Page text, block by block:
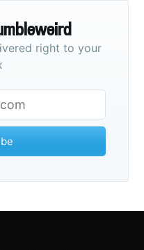
right to your